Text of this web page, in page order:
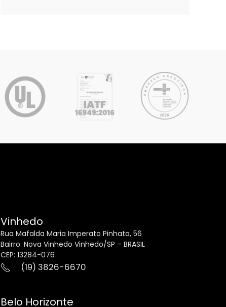
Vinhedo
Rua Mafalda Maria Imperato Pinhata, 56
Bairro: Nova Vinhedo Vinhedo/SP – BRASIL
CEP: 13284-076
(19) 3826-6670
Belo Horizonte